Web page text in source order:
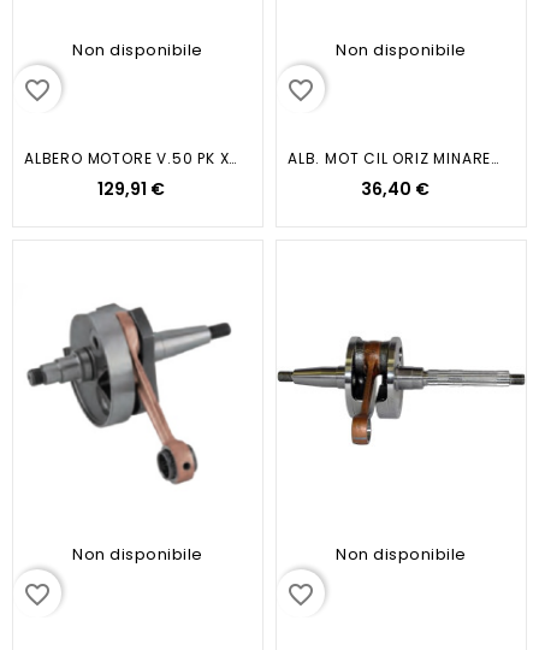
Non disponibile
favorite_border
ALBERO MOTORE V.50 PK XL APE 50...
129,91 €
Non disponibile
favorite_border
ALB. MOT CIL ORIZ MINARELLI 50
36,40 €
Non disponibile
favorite_border
Non disponibile
favorite_border